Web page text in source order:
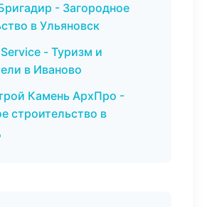
- Загородное
в Ульяновск
- Туризм и
в Иваново
Камень АрхПро -
строительство в